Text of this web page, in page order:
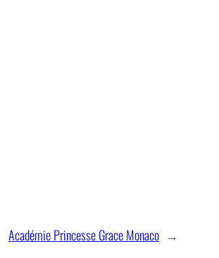
Académie Princesse Grace Monaco →